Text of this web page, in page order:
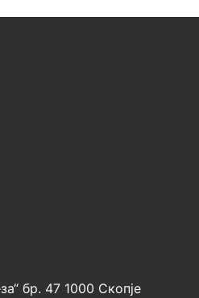
бр. 47 1000 Скопје